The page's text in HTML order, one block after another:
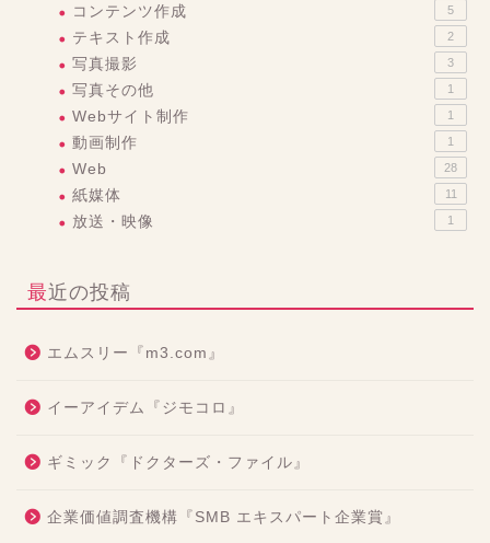
コンテンツ作成 5
テキスト作成 2
写真撮影 3
写真その他 1
Webサイト制作 1
動画制作 1
Web 28
紙媒体 11
放送・映像 1
最近の投稿
エムスリー『m3.com』
イーアイデム『ジモコロ』
ギミック『ドクターズ・ファイル』
企業価値調査機構『SMB エキスパート企業賞』